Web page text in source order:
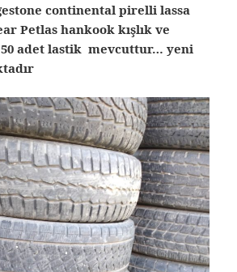
continental pirelli lassa
Petlas hankook kışlık ve
adet lastik mevcuttur… yeni